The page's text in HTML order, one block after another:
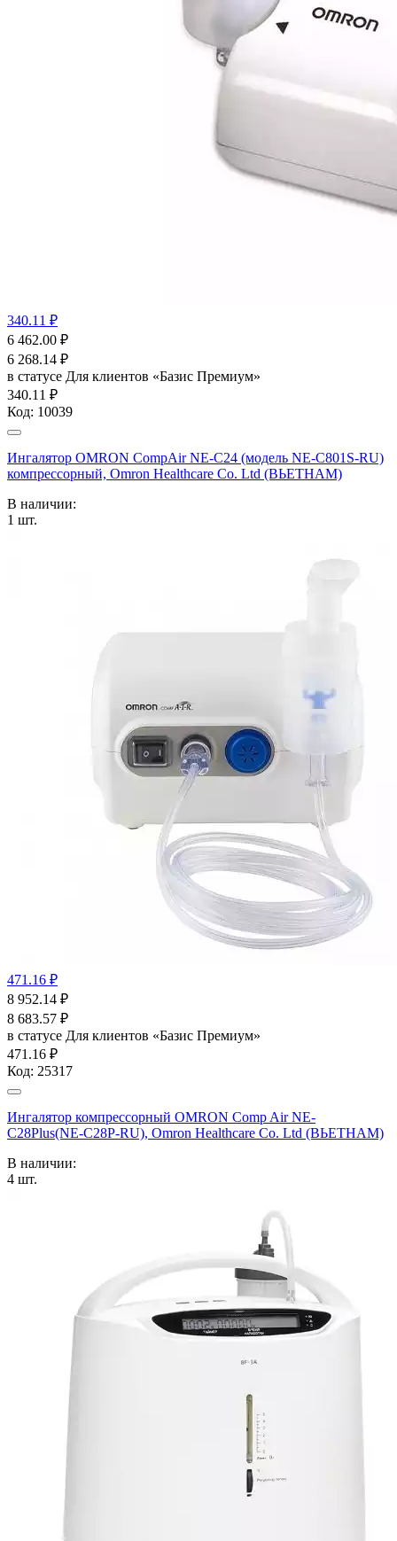
340.11 ₽
6 462.00 ₽
6 268.14 ₽
в статусе Для клиентов «Базис Премиум»
340.11 ₽
Код: 10039
Ингалятор OMRON CompAir NE-C24 (модель NE-C801S-RU)
компрессорный, Omron Healthcare Co. Ltd (ВЬЕТНАМ)
В наличии:
1 шт.
471.16 ₽
8 952.14 ₽
8 683.57 ₽
в статусе Для клиентов «Базис Премиум»
471.16 ₽
Код: 25317
Ингалятор компрессорный OMRON Comp Air NE-
C28Plus(NE-C28P-RU), Omron Healthcare Co. Ltd (ВЬЕТНАМ)
В наличии:
4 шт.